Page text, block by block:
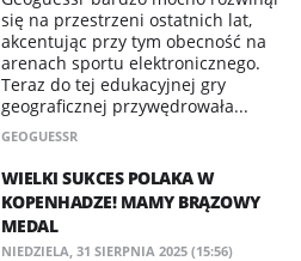
się na przestrzeni ostatnich lat,
akcentując przy tym obecność na
arenach sportu elektronicznego.
Teraz do tej edukacyjnej gry
geograficznej przywędrowała...
GEOGUESSR
WIELKI SUKCES POLAKA W
KOPENHADZE! MAMY BRĄZOWY
MEDAL
NIEDZIELA, 31 SIERPNIA 2025 (15:56)